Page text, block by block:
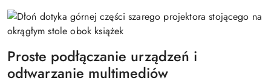
Proste podłączanie urządzeń i
odtwarzanie multimediów